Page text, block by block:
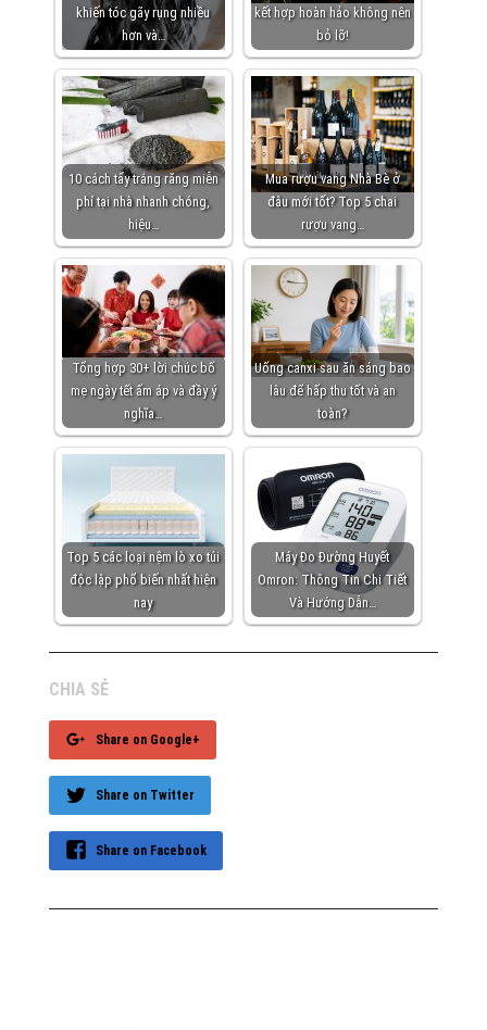
khiến tóc gãy rụng nhiều
hơn và…
kết hợp hoàn hảo không nên
bỏ lỡ!
10 cách tẩy trắng răng miễn
phí tại nhà nhanh chóng,
hiệu…
Mua rượu vang Nhà Bè ở
đâu mới tốt? Top 5 chai
rượu vang…
Tổng hợp 30+ lời chúc bố
mẹ ngày tết ấm áp và đầy ý
nghĩa…
Uống canxi sau ăn sáng bao
lâu để hấp thu tốt và an
toàn?
Top 5 các loại nệm lò xo túi
độc lập phổ biến nhất hiện
nay
Máy Đo Đường Huyết
Omron: Thông Tin Chi Tiết
Và Hướng Dẫn…
CHIA SẺ
Share on Google+
Share on Twitter
Share on Facebook